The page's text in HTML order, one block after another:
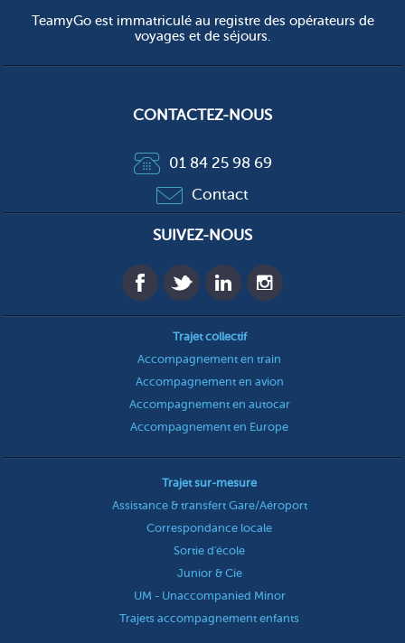
TeamyGo est immatriculé au registre des opérateurs de
voyages et de séjours.
CONTACTEZ-NOUS
01 84 25 98 69
Contact
SUIVEZ-NOUS
Trajet collectif
Accompagnement en train
Accompagnement en avion
Accompagnement en autocar
Accompagnement en Europe
Trajet sur-mesure
Assistance & transfert Gare/Aéroport
Correspondance locale
Sortie d'école
Junior & Cie
UM - Unaccompanied Minor
Trajets accompagnement enfants